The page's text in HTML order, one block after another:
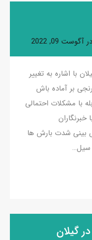
در آگوست 09, 2022
با اشاره به تغییر
بر آماده باش
با مشکلات احتمالی
خبرنگاران
بینی شدت بارش ها
سیل…
گیلان